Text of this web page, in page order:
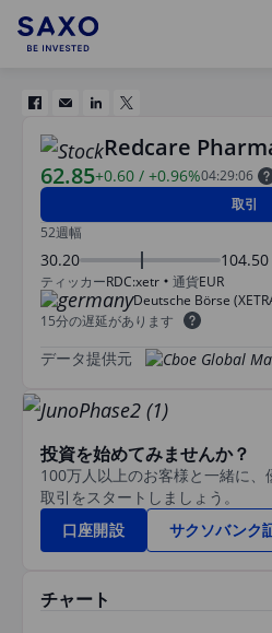
Redcare
62.85+0.60 / +0.96%04:29:06
取引
52週幅
30.20 104.50
ティッカーRDC:xetr 通貨EUR
Deutsche Börse
15分の遅延があります
データ提供元
投資を始めてみませんか？
100万人以上のお客様と一緒に
取引をスタートしましょう。
口座開設
サクソバンク
チャート